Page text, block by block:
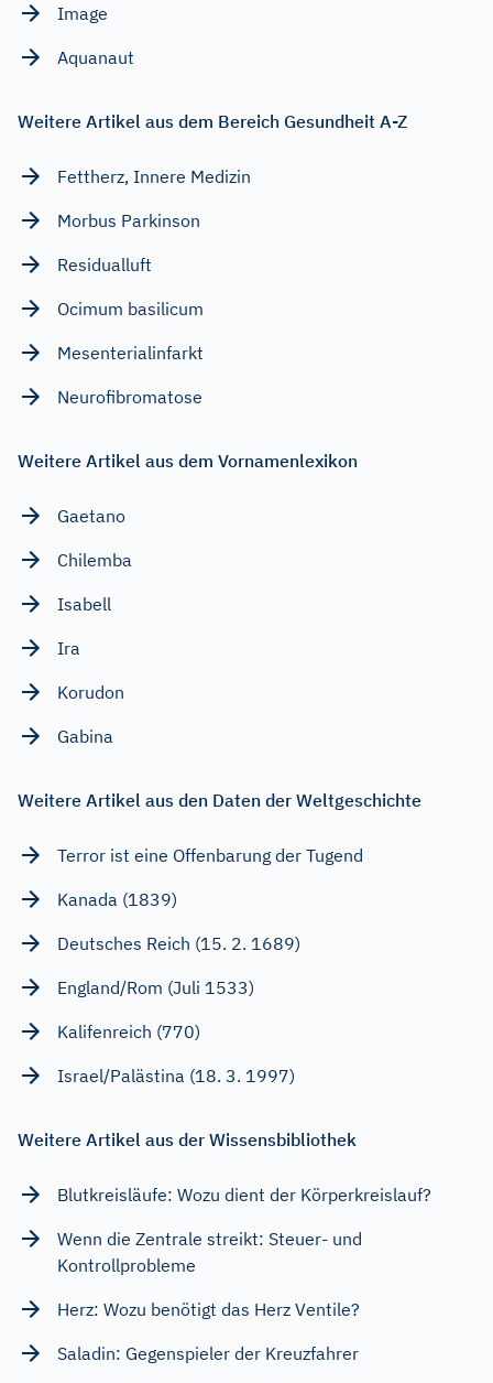
Image
Aquanaut
Weitere Artikel aus dem Bereich Gesundheit A-Z
Fettherz, Innere Medizin
Morbus Parkinson
Residualluft
Ocimum basilicum
Mesenterialinfarkt
Neurofibromatose
Weitere Artikel aus dem Vornamenlexikon
Gaetano
Chilemba
Isabell
Ira
Korudon
Gabina
Weitere Artikel aus den Daten der Weltgeschichte
Terror ist eine Offenbarung der Tugend
Kanada (1839)
Deutsches Reich (15. 2. 1689)
England/Rom (Juli 1533)
Kalifenreich (770)
Israel/Palästina (18. 3. 1997)
Weitere Artikel aus der Wissensbibliothek
Blutkreisläufe: Wozu dient der Körperkreislauf?
Wenn die Zentrale streikt: Steuer- und
Kontrollprobleme
Herz: Wozu benötigt das Herz Ventile?
Saladin: Gegenspieler der Kreuzfahrer